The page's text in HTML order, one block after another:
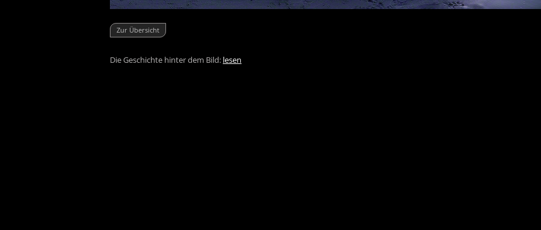
Zur Übersicht
Die Geschichte hinter dem Bild: lesen